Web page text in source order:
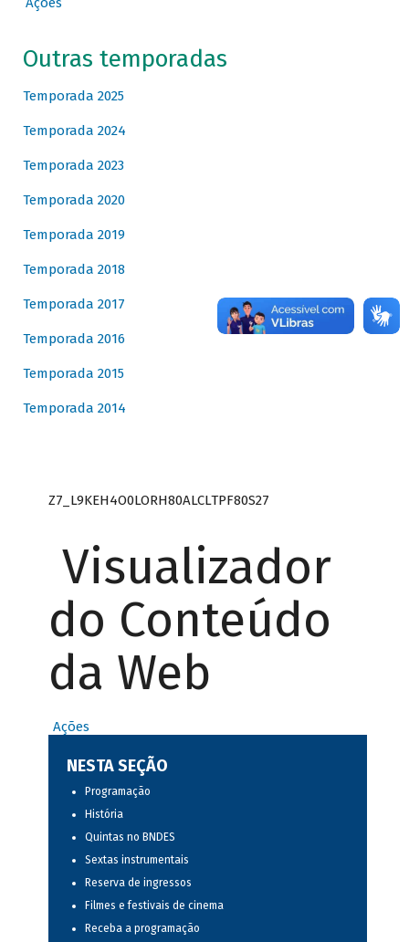
Outras temporadas
Temporada 2025
Temporada 2024
Temporada 2023
Temporada 2020
Temporada 2019
Temporada 2018
Temporada 2017
Temporada 2016
Temporada 2015
Temporada 2014
Z7_L9KEH4O0LORH80ALCLTPF80S27
Visualizador
do Conteúdo
da Web
Ações
NESTA SEÇÃO
Programação
História
Quintas no BNDES
Sextas instrumentais
Reserva de ingressos
Filmes e festivais de cinema
Receba a programação